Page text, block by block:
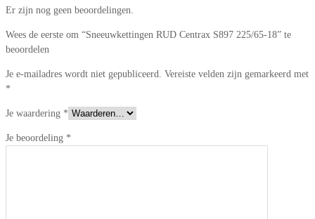
Er zijn nog geen beoordelingen.
Wees de eerste om “Sneeuwkettingen RUD Centrax S897 225/65-18” te
beoordelen
Je e-mailadres wordt niet gepubliceerd. Vereiste velden zijn gemarkeerd met
*
Je waardering *
Je beoordeling *